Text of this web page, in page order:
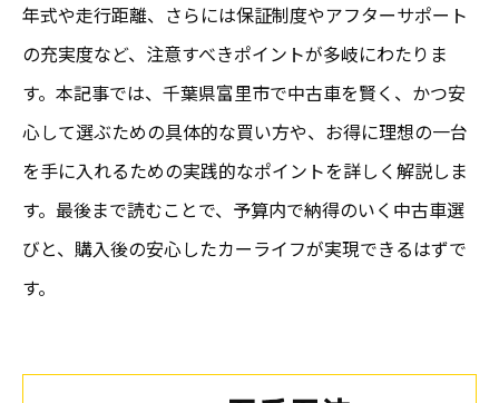
年式や走行距離、さらには保証制度やアフターサポート
の充実度など、注意すべきポイントが多岐にわたりま
す。本記事では、千葉県富里市で中古車を賢く、かつ安
心して選ぶための具体的な買い方や、お得に理想の一台
を手に入れるための実践的なポイントを詳しく解説しま
す。最後まで読むことで、予算内で納得のいく中古車選
びと、購入後の安心したカーライフが実現できるはずで
す。